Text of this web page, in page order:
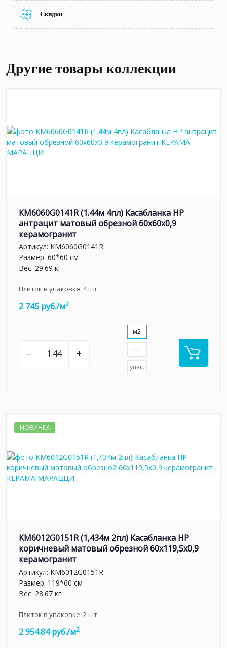
Скидки
Другие товары коллекции
KM6060G0141R (1.44м 4пл) Касабланка HP
антрацит матовый обрезной 60x60x0,9
керамогранит
Артикул: KM6060G0141R
Размер: 60*60 см
Вес: 29.69 кг
Плиток в упаковке: 4шт
2 745 руб./м2
– +
м2
шт.
упак.
НОВИНКА
KM6012G0151R (1,434м 2пл) Касабланка HP
коричневый матовый обрезной 60x119,5x0,9
керамогранит
Артикул: KM6012G0151R
Размер: 119*60 см
Вес: 28.67 кг
Плиток в упаковке: 2шт
2 954.84 руб./м2